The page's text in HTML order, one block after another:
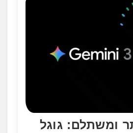
ומשתלם: גוגל